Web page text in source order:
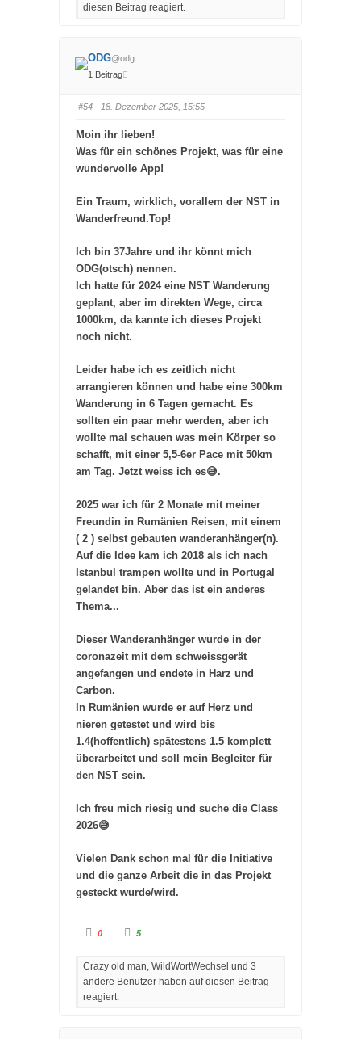
k
r
D
u
n
c
u
t
k
D
n
c
o
e
diesen Beitrag reagiert.
ODG@odg
1 Beitrag
#54 · 18. Dezember 2025, 15:55
Moin ihr lieben!
Was für ein schönes Projekt, was für eine
wundervolle App!
Ein Traum, wirklich, vorallem der NST in
Wanderfreund.Top!
Ich bin 37Jahre und ihr könnt mich
ODG(otsch) nennen.
Ich hatte für 2024 eine NST Wanderung
geplant, aber im direkten Wege, circa
1000km, da kannte ich dieses Projekt
noch nicht.
Leider habe ich es zeitlich nicht
arrangieren können und habe eine 300km
Wanderung in 6 Tagen gemacht. Es
sollten ein paar mehr werden, aber ich
wollte mal schauen was mein Körper so
schafft, mit einer 5,5-6er Pace mit 50km
am Tag. Jetzt weiss ich es😅.
2025 war ich für 2 Monate mit meiner
Freundin in Rumänien Reisen, mit einem
( 2 ) selbst gebauten wanderanhänger(n).
Auf die Idee kam ich 2018 als ich nach
Istanbul trampen wollte und in Portugal
gelandet bin. Aber das ist ein anderes
Thema...
Dieser Wanderanhänger wurde in der
coronazeit mit dem schweissgerät
angefangen und endete in Harz und
Carbon.
In Rumänien wurde er auf Herz und
nieren getestet und wird bis
1.4(hoffentlich) spätestens 1.5 komplett
überarbeitet und soll mein Begleiter für
den NST sein.
Ich freu mich riesig und suche die Class
2026😅
Vielen Dank schon mal für die Initiative
und die ganze Arbeit die in das Projekt
gesteckt wurde/wird.
i
k
e
n
0
i
k
5
Crazy old man, WildWortWechsel und 3
andere Benutzer haben auf diesen Beitrag
reagiert.